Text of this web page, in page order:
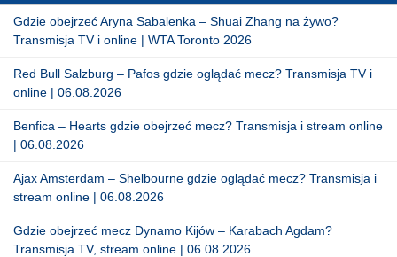
Gdzie obejrzeć Aryna Sabalenka – Shuai Zhang na żywo?
Transmisja TV i online | WTA Toronto 2026
Red Bull Salzburg – Pafos gdzie oglądać mecz? Transmisja TV i
online | 06.08.2026
Benfica – Hearts gdzie obejrzeć mecz? Transmisja i stream online
| 06.08.2026
Ajax Amsterdam – Shelbourne gdzie oglądać mecz? Transmisja i
stream online | 06.08.2026
Gdzie obejrzeć mecz Dynamo Kijów – Karabach Agdam?
Transmisja TV, stream online | 06.08.2026